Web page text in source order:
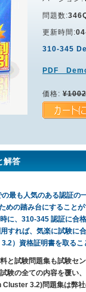
問題数:
更新時間:
310-345
PDF
価格:
解答
最も人気のある認証
めの踏み台にすること
に、310-345 認証に合
すれば、気楽に試験
）資格証明書を取るこ
と試験問題集も試験セ
験の全ての内容を覆い
3.2)問題集は弊社